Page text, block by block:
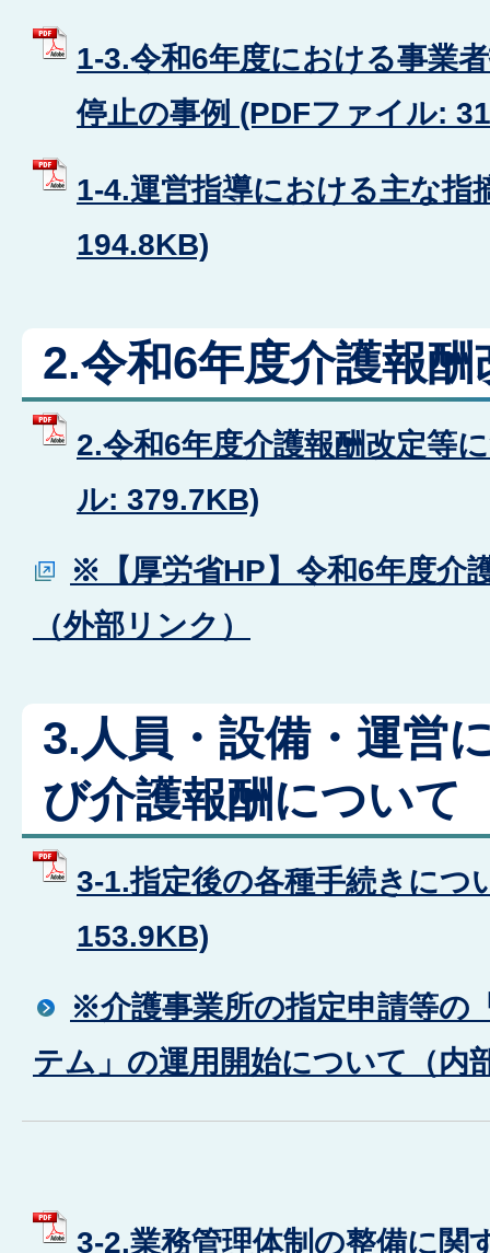
1-3.令和6年度における事業
停止の事例 (PDFファイル:
1-4.運営指導における主な指
194.8KB)
2.令和6年度介護報
2.令和6年度介護報酬改定等
ル: 379.7KB)
※【厚労省HP】令和6年度介
（外部リンク）
3.人員・設備・運営
び介護報酬について
3-1.指定後の各種手続きにつ
153.9KB)
※介護事業所の指定申請等の
テム」の運用開始について（内
3-2.業務管理体制の整備に関